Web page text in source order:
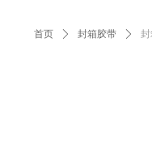
首页 ꄲ 封箱胶带 ꄲ